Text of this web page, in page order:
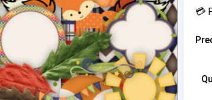
💳